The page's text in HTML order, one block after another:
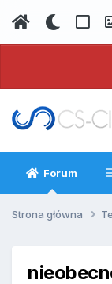
Forum
Strona główna